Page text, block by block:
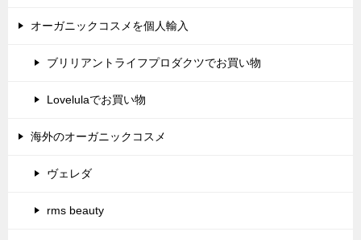
オーガニックコスメを個人輸入
ブリリアントライフプロダクツでお買い物
Lovelulaでお買い物
海外のオーガニックコスメ
ヴェレダ
rms beauty